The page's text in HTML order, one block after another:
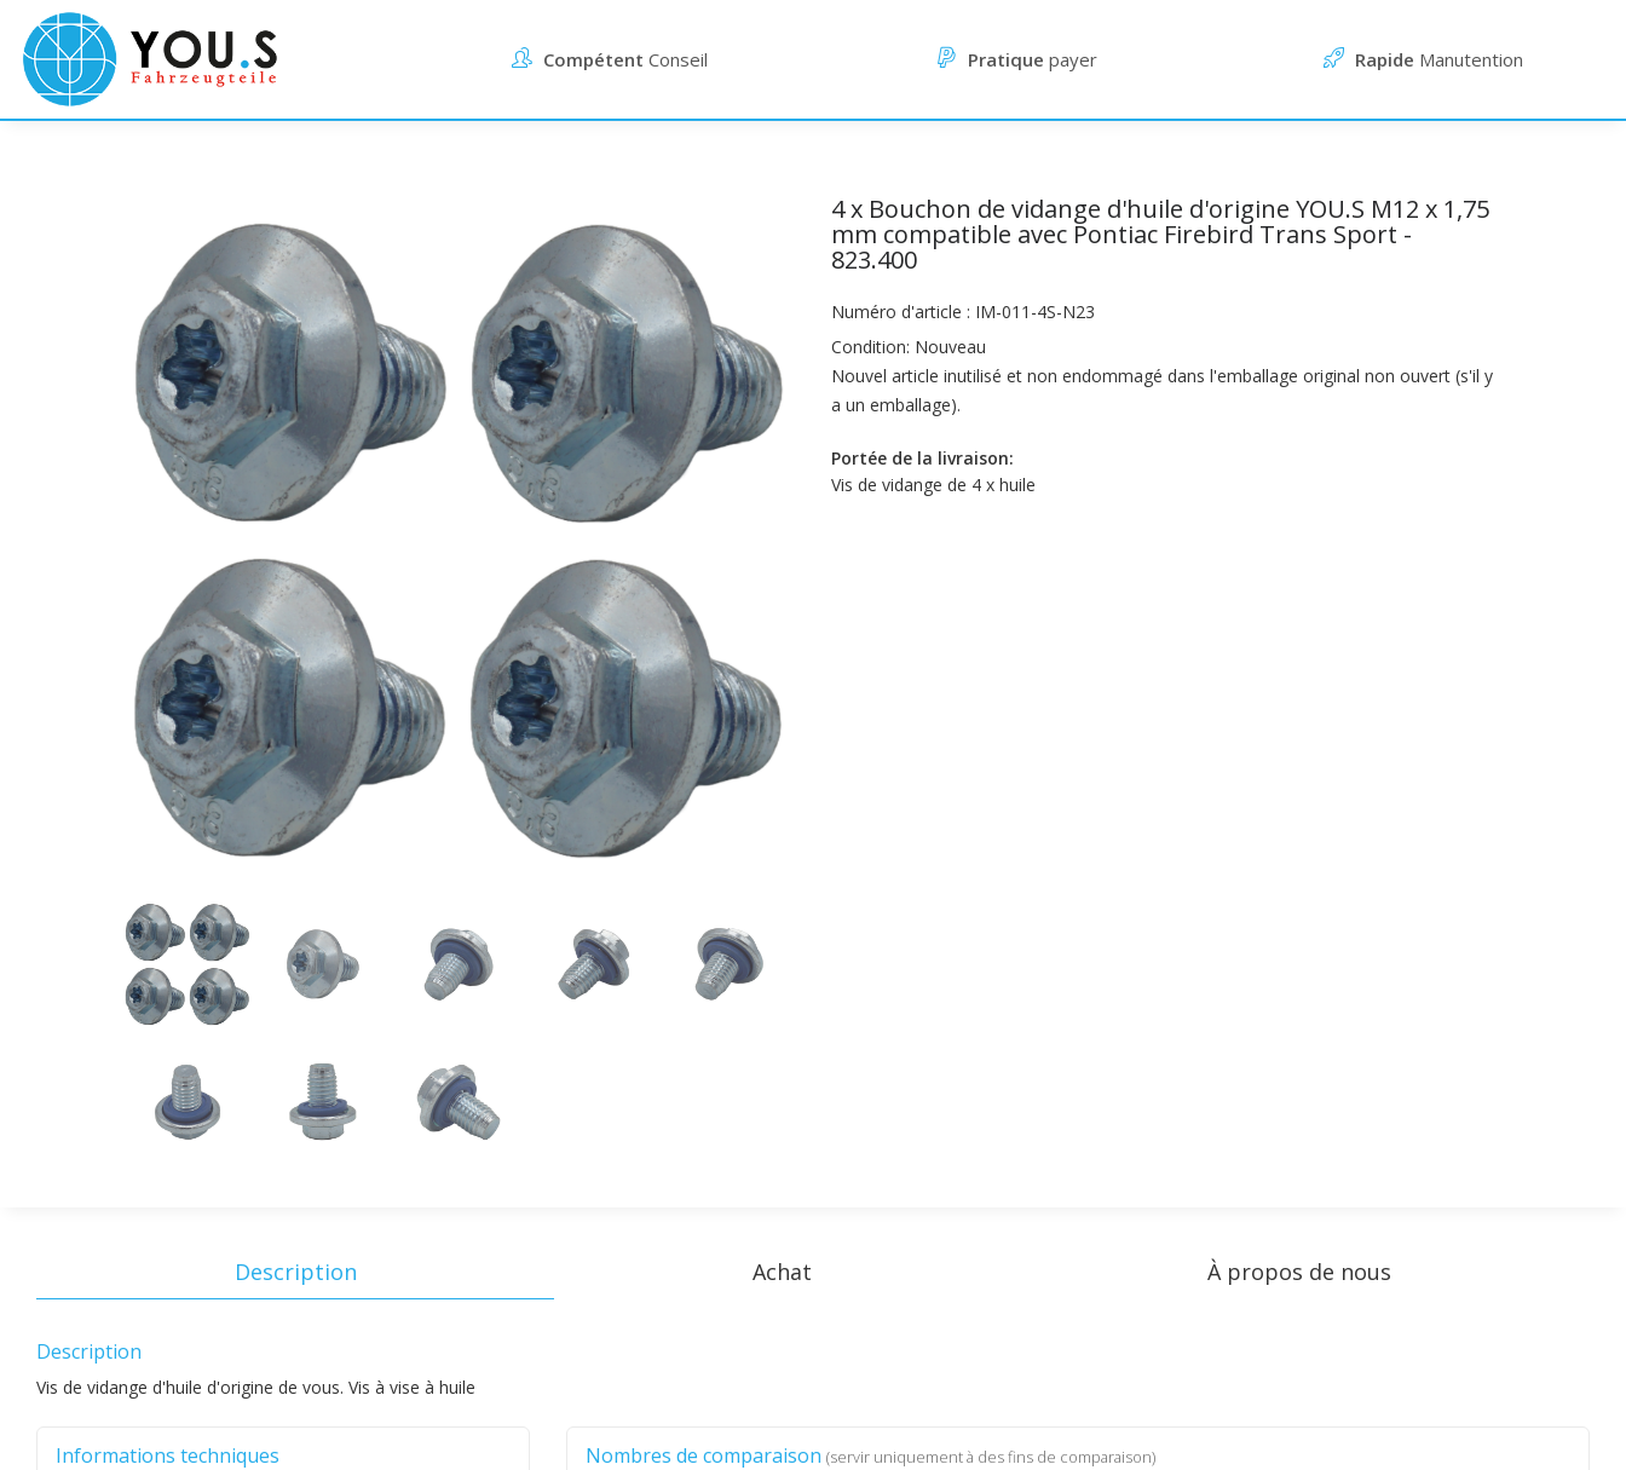
Compétent Conseil Pratique payer Rapide Manutention
4 x Bouchon de vidange d'huile d'origine YOU.S M12 x 1,75
mm compatible avec Pontiac Firebird Trans Sport -
823.400
Numéro d'article : IM-011-4S-N23
Condition: Nouveau
Nouvel article inutilisé et non endommagé dans l'emballage original non ouvert (s'il y
a un emballage).
Portée de la livraison:
Vis de vidange de 4 x huile
Description Achat À propos de nous
Description
Vis de vidange d'huile d'origine de vous. Vis à vise à huile
Informations techniques Nombres de comparaison (servir uniquement à des fins de comparaison)